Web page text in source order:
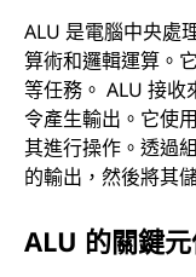
與
運
算
運
算
ALU 是電腦中央處
算術和邏輯運算。
等任務。 ALU 接
令產生輸出。它使
其進行操作。透過
的輸出，然後將其
ALU 的關鍵